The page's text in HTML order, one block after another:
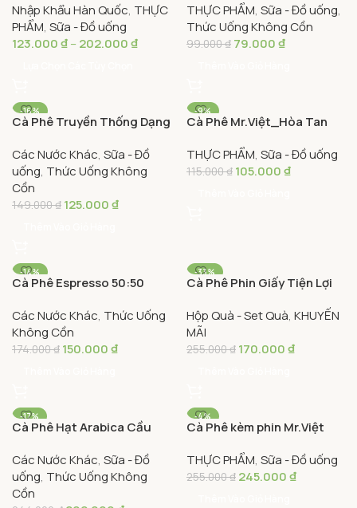
& Smooth Pure Soluble
Coffee
Nhập Khẩu Hàn Quốc, THỰC
PHẨM, Sữa - Đồ uống
123.000₫–202.000₫
Espresso Black Instant
Coffee (20 gói x 2g)
THỰC PHẨM, Sữa - Đồ uống,
Thức Uống Không Cồn
99.000₫ 79.000₫
-16%
Cà Phê Truyền Thống Dạng
Cafe 250g – Traditional
Roasted Ground Coffee
Các Nước Khác, Sữa - Đồ
uống, Thức Uống Không
Cồn
149.000₫ 125.000₫
-9%
Cà Phê Mr.Việt_Hòa Tan
INSTANT COFFEE
THỰC PHẨM, Sữa - Đồ uống
115.000₫ 105.000₫
-14%
Cà Phê Espresso 50:50
Cafe 250g – Espresso
50:50 Coffee Beans
Các Nước Khác, Thức Uống
Không Cồn
174.000₫ 150.000₫
-33%
Cà Phê Phin Giấy Tiện Lợi
Coffee Drip Bag
Hộp Quà - Set Quà, KHUYẾN
MÃI
255.000₫ 170.000₫
-17%
Cà Phê Hạt Arabica Cầu
250G – Gaia Arabica
Sunset Coffee Beans
Các Nước Khác, Sữa - Đồ
uống, Thức Uống Không
Cồn
-4%
Cà Phê kèm phin Mr.Việt
THỰC PHẨM, Sữa - Đồ uống
255.000₫ 245.000₫